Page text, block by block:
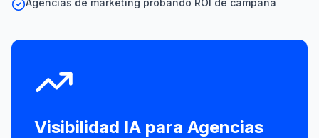
Agencias de marketing probando ROI de campaña
Visibilidad IA para Agencias